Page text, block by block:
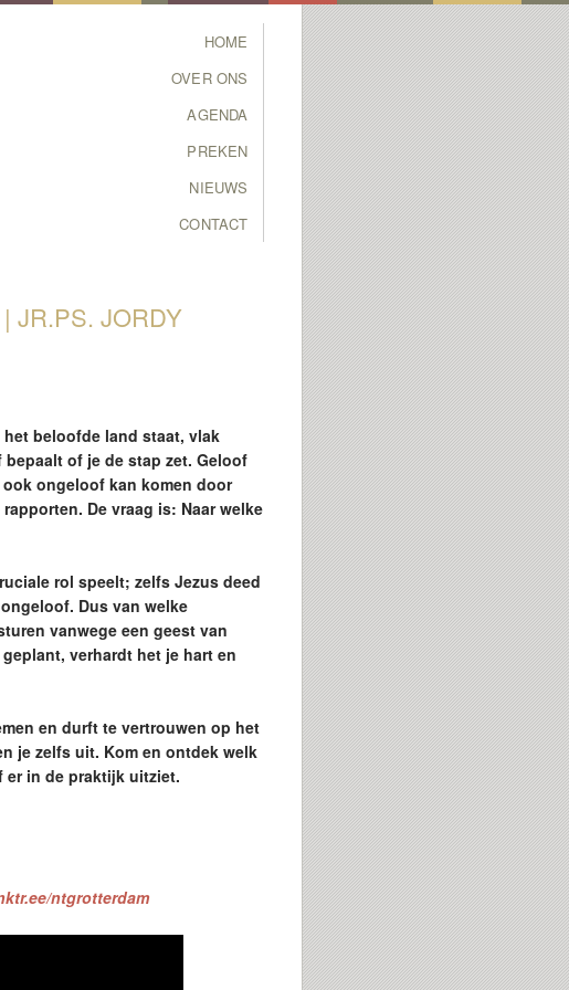
SKIP TO PRIMARY
CONTENT
SKIP TO SECONDARY
CONTENT
HOME
OVER ONS
AGENDA
PREKEN
NIEUWS
CONTACT
JR.PS. JORDY
beloofde land staat, vlak
of je de stap zet. Geloof
ongeloof kan komen door
De vraag is: Naar welke
rol speelt; zelfs Jezus deed
Dus van welke
vanwege een geest van
verhardt het je hart en
en durft te vertrouwen op het
je zelfs uit. Kom en ontdek welk
in de praktijk uitziet.
ntgrotterdam